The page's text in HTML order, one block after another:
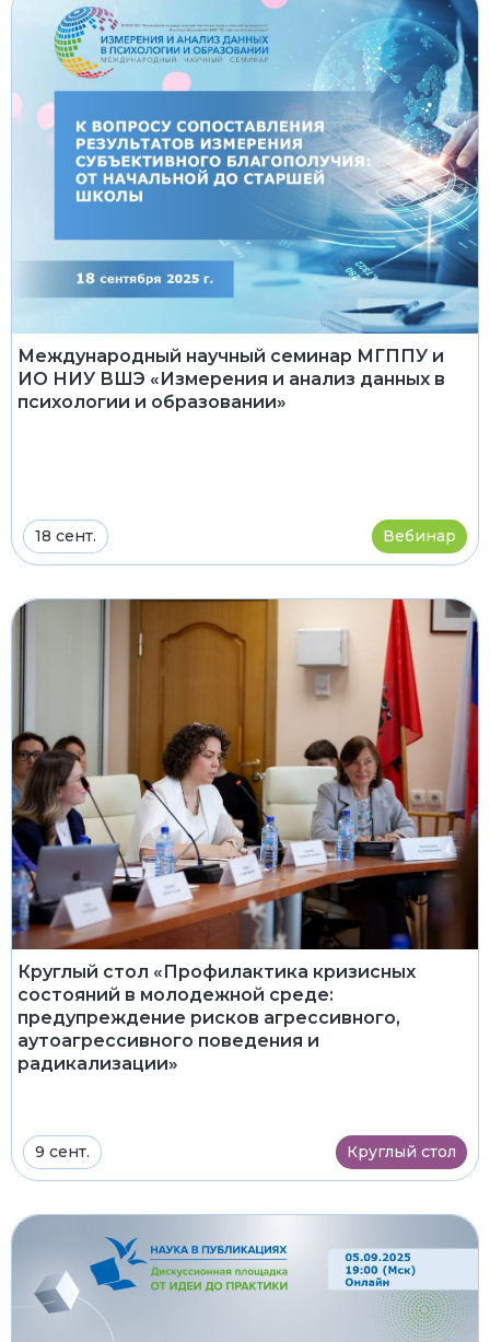
Международный научный семинар МГППУ и
ИО НИУ ВШЭ «Измерения и анализ данных в
психологии и образовании»
18 сент. Вебинар
Круглый стол «Профилактика кризисных
состояний в молодежной среде:
предупреждение рисков агрессивного,
аутоагрессивного поведения и
радикализации»
9 сент. Круглый стол